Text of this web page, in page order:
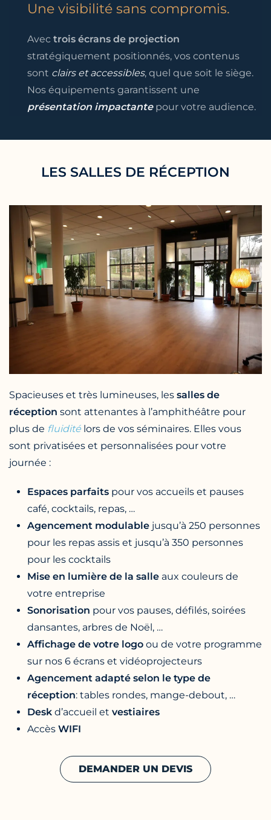
Une visibilité sans compromis.
Avec trois écrans de projection
stratégiquement positionnés, vos contenus
sont clairs et accessibles, quel que soit le siège.
Nos équipements garantissent une
présentation impactantepour votre audience.
LES SALLES DE RÉCEPTION
Spacieuses et très lumineuses, les salles de
réception sont attenantes à l’amphithéâtre pour
plus de fluidité lors de vos séminaires. Elles vous
sont privatisées et personnalisées pour votre
journée :
Espaces parfaits pour vos accueils et pauses
café, cocktails, repas, …
Agencement modulable jusqu’à 250 personnes
pour les repas assis et jusqu’à 350 personnes
pour les cocktails
Mise en lumière de la salle aux couleurs de
votre entreprise
Sonorisation pour vos pauses, défilés, soirées
dansantes, arbres de Noël, …
Affichage de votre logo ou de votre programme
sur nos 6 écrans et vidéoprojecteurs
Agencement adapté selon le type de
réception: tables rondes, mange-debout, …
Desk d’accueil et vestiaires
Accès WIFI
DEMANDER UN DEVIS